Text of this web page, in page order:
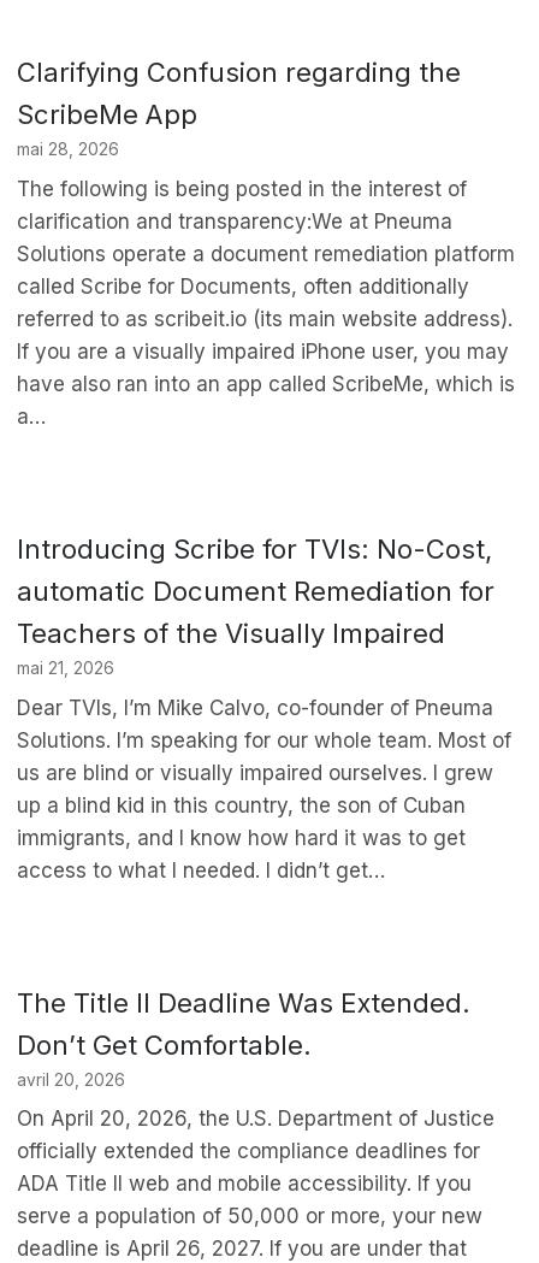
Clarifying Confusion regarding the
ScribeMe App
mai 28, 2026
The following is being posted in the interest of
clarification and transparency:We at Pneuma
Solutions operate a document remediation platform
called Scribe for Documents, often additionally
referred to as scribeit.io (its main website address).
If you are a visually impaired iPhone user, you may
have also ran into an app called ScribeMe, which is
a…
Introducing Scribe for TVIs: No-Cost,
automatic Document Remediation for
Teachers of the Visually Impaired
mai 21, 2026
Dear TVIs, I’m Mike Calvo, co-founder of Pneuma
Solutions. I’m speaking for our whole team. Most of
us are blind or visually impaired ourselves. I grew
up a blind kid in this country, the son of Cuban
immigrants, and I know how hard it was to get
access to what I needed. I didn’t get…
The Title II Deadline Was Extended.
Don’t Get Comfortable.
avril 20, 2026
On April 20, 2026, the U.S. Department of Justice
officially extended the compliance deadlines for
ADA Title II web and mobile accessibility. If you
serve a population of 50,000 or more, your new
deadline is April 26, 2027. If you are under that